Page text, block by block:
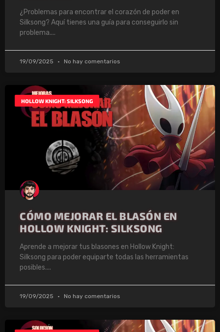
¿Problemas para encontrar el corazón de poder en
Silksong? Aquí tienes una guía para conseguirlo sin
problema.
19/09/2025 No hay comentarios
HOLLOW KNIGHT: SILKSONG
CÓMO MEJORAR EL BLASÓN EN
HOLLOW KNIGHT: SILKSONG
Aprende a mejorar tus blasones en Hollow Knight:
Silksong para poder equiparte todas las herramientas
posibles.
19/09/2025 No hay comentarios